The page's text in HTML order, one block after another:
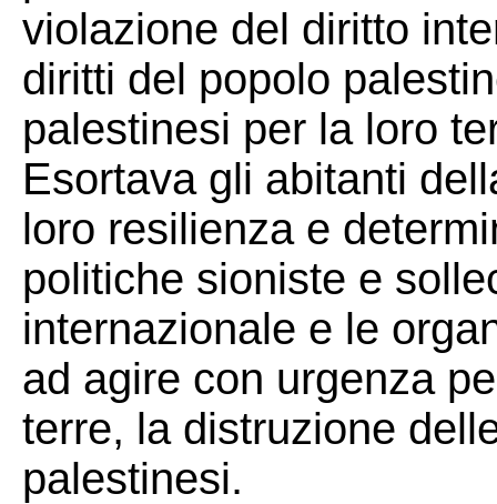
violazione del diritto
diritti del popolo
palestinesi per la loro
Esortava gli abitanti
loro resilienza e
politiche sioniste e
internazionale e le
ad agire con urgenza
terre, la distruzione
palestinesi.